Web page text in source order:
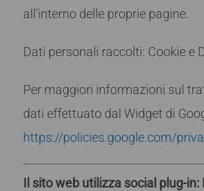
all’interno delle proprie pagine.
Dati personali raccolti: Cookie e
Per maggiori informazioni sul
dati effettuato dal Widget di
https://policies.google.com/
Il sito web utilizza social plug-in: